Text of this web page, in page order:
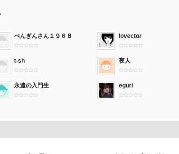
ぺんぎんさん１９６８ lovector
t-sh 夜人
永遠の入門生 eguri